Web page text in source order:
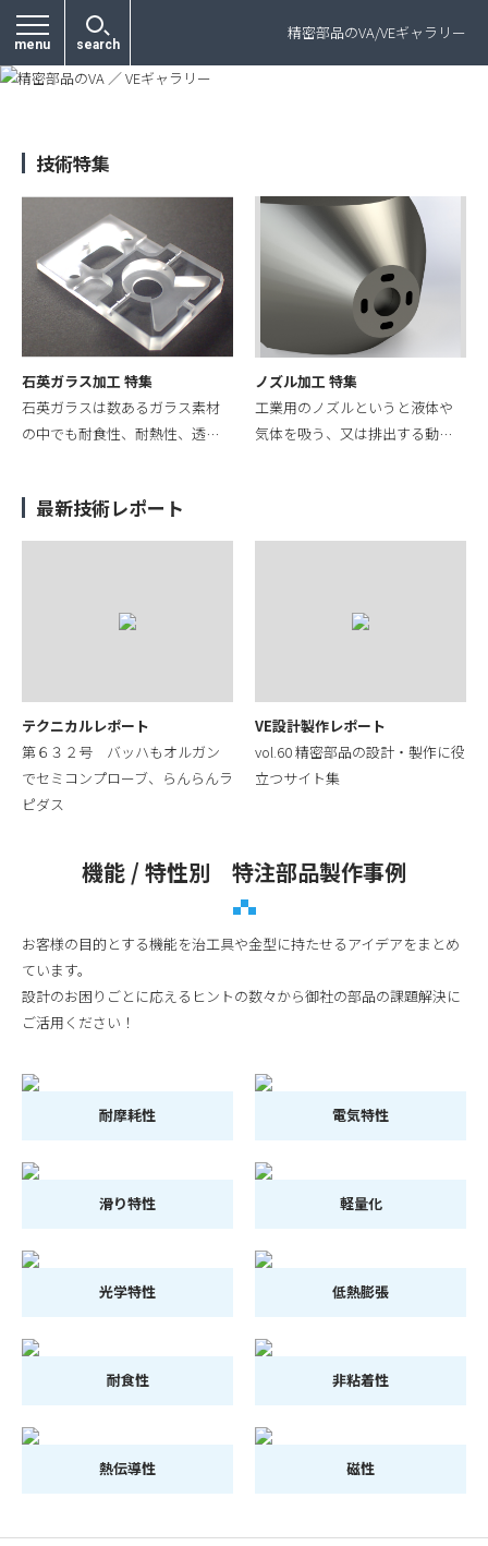
menu search
精密部品のVA/VEギャラリー
技術特集
石英ガラス加工 特集
石英ガラスは数あるガラス素材
の中でも耐食性、耐熱性、透…
ノズル加工 特集
工業用のノズルというと液体や
気体を吸う、又は排出する動…
最新技術レポート
テクニカルレポート
第６３２号 バッハもオルガン
でセミコンプローブ、らんらんラ
ピダス
VE設計製作レポート
vol.60 精密部品の設計・製作に役
立つサイト集
機能 / 特性別 特注部品製作事例
お客様の目的とする機能を治工具や金型に持たせるアイデアをまとめ
ています。
設計のお困りごとに応えるヒントの数々から御社の部品の課題解決に
ご活用ください！
耐摩耗性 電気特性
滑り特性 軽量化
光学特性 低熱膨張
耐食性 非粘着性
熱伝導性 磁性